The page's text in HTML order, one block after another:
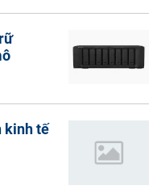
kinh tế